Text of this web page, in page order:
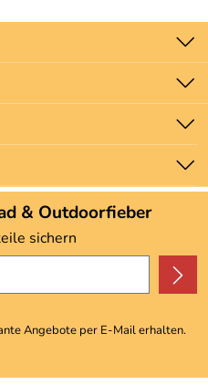
& Outdoorfieber
sichern
Angebote per E-Mail erhalten.
andere Unternehmen
wird in anonymer Form